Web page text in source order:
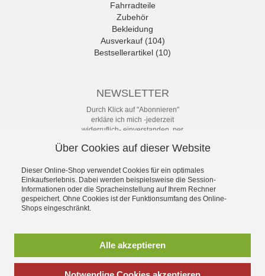
Fahrradteile
Zubehör
Bekleidung
Ausverkauf (104)
Bestsellerartikel (10)
NEWSLETTER
Durch Klick auf "Abonnieren"
erkläre ich mich -jederzeit
widerruflich- einverstanden, per
Abständen über Angebote und
Datenschutzerklärung mit weiteren
Details habe ich zur Kenntnis
genommen.
Abonnieren
Über Cookies auf dieser Website
Dieser Online-Shop verwendet Cookies für ein optimales
Einkaufserlebnis. Dabei werden beispielsweise die Session-
Informationen oder die Spracheinstellung auf Ihrem Rechner
gespeichert. Ohne Cookies ist der Funktionsumfang des Online-
Shops eingeschränkt.
Alle akzeptieren